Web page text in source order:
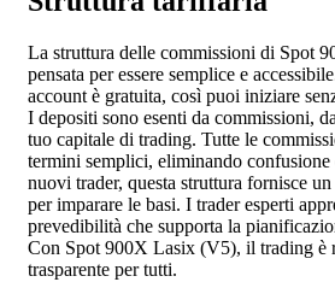
La struttura delle commissioni di Spot
pensata per essere semplice e
account è gratuita, così puoi iniziare
I depositi sono esenti da commissioni,
tuo capitale di trading. Tutte le
termini semplici, eliminando
nuovi trader, questa struttura fornisce un
per imparare le basi. I trader esperti
prevedibilità che supporta la
Con Spot 900X Lasix (V5), il trading è
trasparente per tutti.